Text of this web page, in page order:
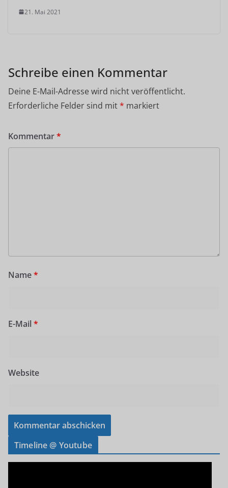
21. Mai 2021
Schreibe einen Kommentar
Deine E-Mail-Adresse wird nicht veröffentlicht.
Erforderliche Felder sind mit* markiert
Kommentar*
Name*
E-Mail *
Website
Timeline @ Youtube